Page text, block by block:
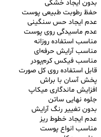
بدون ایجاد خشکی
حفظ رطوبت طبیعی پوست
عدم ایجاد حس سنگینی
عدم ماسیدگی روی پوست
مناسب استفاده روزانه
مناسب آرایش حرفه‌ای
مناسب فیکس کرم‌پودر
قابل استفاده روی کل صورت
پخش آسان با براش
افزایش ماندگاری میکاپ
جلوه نهایی ساتن
بدون تغییر رنگ آرایش
عدم ایجاد خطوط ریز
مناسب انواع پوست